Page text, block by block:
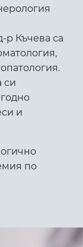
р Къчева са
си
и
по